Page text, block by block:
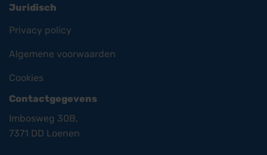
Juridisch
Privacy policy
Algemene voorwaarden
Cookies
Contactgegevens
Imbosweg 30B,
7371 DD Loenen